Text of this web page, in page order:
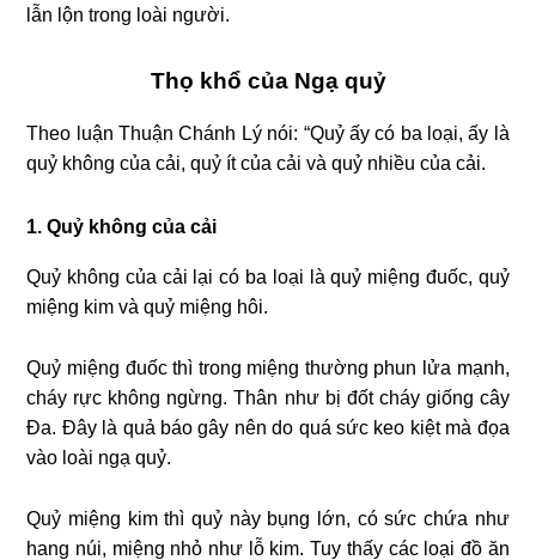
lẫn lộn trong loài người.
Thọ khổ của Ngạ quỷ
Theo luận Thuận Chánh Lý nói: “Quỷ ấy có ba loại, ấy là
quỷ không của cải, quỷ ít của cải và quỷ nhiều của cải.
1. Quỷ không của cải
Quỷ không của cải lại có ba loại là quỷ miệng đuốc, quỷ
miệng kim và quỷ miệng hôi.
Quỷ miệng đuốc thì trong miệng thường phun lửa mạnh,
cháy rực không ngừng. Thân như bị đốt cháy giống cây
Đa. Đây là quả báo gây nên do quá sức keo kiệt mà đọa
vào loài ngạ quỷ.
Quỷ miệng kim thì quỷ này bụng lớn, có sức chứa như
hang núi, miệng nhỏ như lỗ kim. Tuy thấy các loại đồ ăn